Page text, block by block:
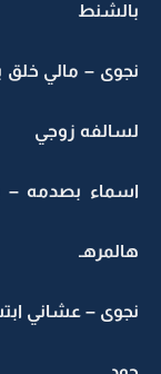
بالشنط
نجوى – مالي
لسالفه زوجي
اسماء بصدمه
هالمرهـ
نجوى – عشاني